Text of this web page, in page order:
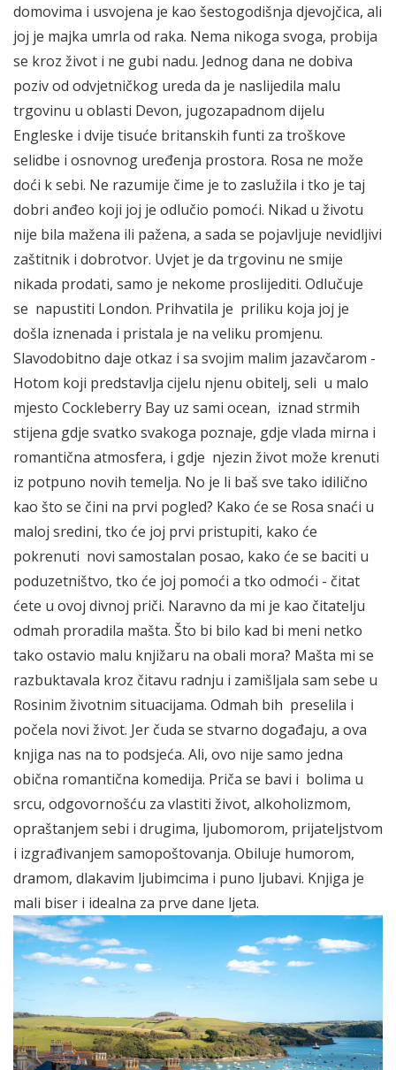
domovima i usvojena je kao šestogodišnja djevojčica, ali
joj je majka umrla od raka. Nema nikoga svoga, probija
se kroz život i ne gubi nadu. Jednog dana ne dobiva
poziv od odvjetničkog ureda da je naslijedila malu
trgovinu u oblasti Devon, jugozapadnom dijelu
Engleske i dvije tisuće britanskih funti za troškove
selidbe i osnovnog uređenja prostora. Rosa ne može
doći k sebi. Ne razumije čime je to zaslužila i tko je taj
dobri anđeo koji joj je odlučio pomoći. Nikad u životu
nije bila mažena ili pažena, a sada se pojavljuje nevidljivi
zaštitnik i dobrotvor. Uvjet je da trgovinu ne smije
nikada prodati, samo je nekome proslijediti. Odlučuje
se napustiti London. Prihvatila je priliku koja joj je
došla iznenada i pristala je na veliku promjenu.
Slavodobitno daje otkaz i sa svojim malim jazavčarom -
Hotom koji predstavlja cijelu njenu obitelj, seli u malo
mjesto Cockleberry Bay uz sami ocean, iznad strmih
stijena gdje svatko svakoga poznaje, gdje vlada mirna i
romantična atmosfera, i gdje njezin život može krenuti
iz potpuno novih temelja. No je li baš sve tako idilično
kao što se čini na prvi pogled? Kako će se Rosa snaći u
maloj sredini, tko će joj prvi pristupiti, kako će
pokrenuti novi samostalan posao, kako će se baciti u
poduzetništvo, tko će joj pomoći a tko odmoći - čitat
ćete u ovoj divnoj priči. Naravno da mi je kao čitatelju
odmah proradila mašta. Što bi bilo kad bi meni netko
tako ostavio malu knjižaru na obali mora? Mašta mi se
razbuktavala kroz čitavu radnju i zamišljala sam sebe u
Rosinim životnim situacijama. Odmah bih preselila i
počela novi život. Jer čuda se stvarno događaju, a ova
knjiga nas na to podsjeća. Ali, ovo nije samo jedna
obična romantična komedija. Priča se bavi i bolima u
srcu, odgovornošću za vlastiti život, alkoholizmom,
opraštanjem sebi i drugima, ljubomorom, prijateljstvom
i izgrađivanjem samopoštovanja. Obiluje humorom,
dramom, dlakavim ljubimcima i puno ljubavi. Knjiga je
mali biser i idealna za prve dane ljeta.